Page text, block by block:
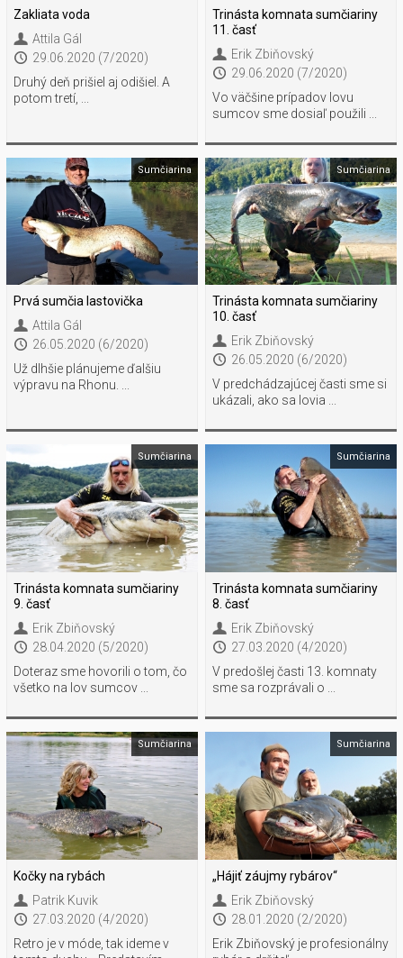
Zakliata voda
Attila Gál
29.06.2020 (7/2020)
Druhý deň prišiel aj odišiel. A
potom tretí, ...
Trinásta komnata sumčiariny
11. časť
Erik Zbiňovský
29.06.2020 (7/2020)
Vo väčšine prípadov lovu
sumcov sme dosiaľ použili ...
Sumčiarina
Prvá sumčia lastovička
Attila Gál
26.05.2020 (6/2020)
Už dlhšie plánujeme ďalšiu
výpravu na Rhonu. ...
Sumčiarina
Trinásta komnata sumčiariny
10. časť
Erik Zbiňovský
26.05.2020 (6/2020)
V predchádzajúcej časti sme si
ukázali, ako sa lovia ...
Sumčiarina
Trinásta komnata sumčiariny
9. časť
Erik Zbiňovský
28.04.2020 (5/2020)
Doteraz sme hovorili o tom, čo
všetko na lov sumcov ...
Sumčiarina
Trinásta komnata sumčiariny
8. časť
Erik Zbiňovský
27.03.2020 (4/2020)
V predošlej časti 13. komnaty
sme sa rozprávali o ...
Sumčiarina
Kočky na rybách
Patrik Kuvik
27.03.2020 (4/2020)
Retro je v móde, tak ideme v
Sumčiarina
„Hájiť záujmy rybárov“
Erik Zbiňovský
28.01.2020 (2/2020)
Erik Zbiňovský je profesionálny